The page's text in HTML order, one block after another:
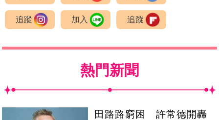
追蹤 加入 追蹤
熱門新聞
田路路窮困 許常德開轟